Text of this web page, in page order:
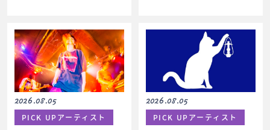
2026.08.05
PICK UPアーティスト
2026.08.05
PICK UPアーティスト